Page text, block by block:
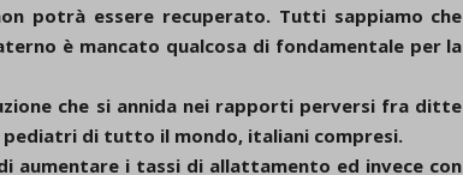
potrà essere recuperato. Tutti sappiamo che
è mancato qualcosa di fondamentale per la
che si annida nei rapporti perversi fra ditte
di tutto il mondo, italiani compresi.
aumentare i tassi di allattamento ed invece con